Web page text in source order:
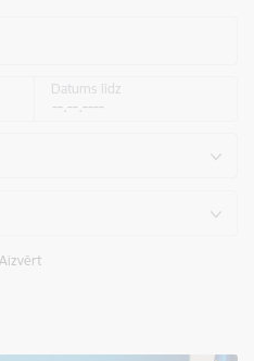
Datums līdz
Aizvērt